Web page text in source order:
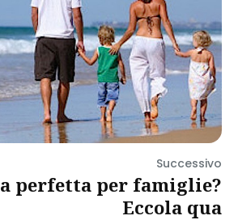
Successivo
perfetta per famiglie?
Eccola qua